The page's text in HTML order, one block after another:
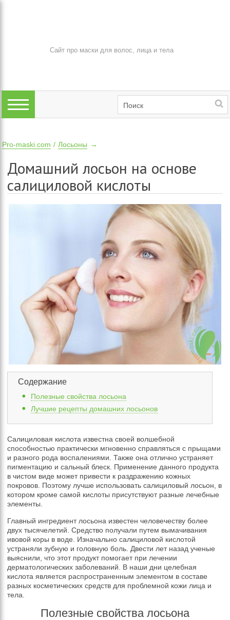
Сайт про маски для волос, лица и тела
Pro-maski.com Лосьоны
Домашний лосьон на основе
салициловой кислоты
Содержание
Полезные свойства лосьона
Лучшие рецепты домашних лосьонов
Салициловая кислота известна своей волшебной
способностью практически мгновенно справляться с прыщами
и разного рода воспалениями. Также она отлично устраняет
пигментацию и сальный блеск. Применение данного продукта
в чистом виде может привести к раздражению кожных
покровов. Поэтому лучше использовать салициловый лосьон, в
котором кроме самой кислоты присутствуют разные лечебные
элементы.
Главный ингредиент лосьона известен человечеству более
двух тысячелетий. Средство получали путем вымачивания
ивовой коры в воде. Изначально салициловой кислотой
устраняли зубную и головную боль. Двести лет назад ученые
выяснили, что этот продукт помогает при лечении
дерматологических заболеваний. В наши дни целебная
кислота является распространенным элементом в составе
разных косметических средств для проблемной кожи лица и
тела.
Полезные свойства лосьона